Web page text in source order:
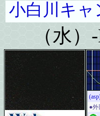
小白川キャ
（水）
●外